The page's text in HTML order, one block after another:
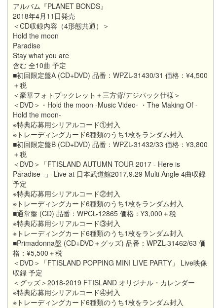
アルバム『PLANET BONDS』
2018年4月11日発売
＜CD収録内容（4形態共通）＞
Hold the moon
Paradise
Stay what you are
含む 全10曲 予定
■初回限定盤A (CD+DVD) 品番：WPZL-31430/31 価格：¥4,500
＋税
＜豪華フォトブックレット＋三方背/デジパック仕様＞
＜DVD＞・Hold the moon -Music Video- ・The Making Of -
Hold the moon-
※特典応募用シリアルコード①封入
※トレーディングカード6種類のうち1枚をランダム封入
■初回限定盤B (CD+DVD) 品番：WPZL-31432/33 価格：¥3,800
＋税
＜DVD＞「FTISLAND AUTUMN TOUR 2017 - Here is
Paradise -」 Live at 日本武道館2017.9.29 Multi Angle 4曲収録
予定
※特典応募用シリアルコード②封入
※トレーディングカード6種類のうち1枚をランダム封入
■通常盤 (CD) 品番：WPCL-12865 価格：¥3,000＋税
※特典応募用シリアルコード③封入
※トレーディングカード6種類のうち1枚をランダム封入
■Primadonna盤 (CD+DVD＋グッズ) 品番：WPZL-31462/63 価
格：¥5,500＋税
＜DVD＞「FTISLAND POPPING MINI LIVE PARTY」 Live映像
収録 予定
＜グッズ＞2018-2019 FTISLAND オリジナル・カレンダー
※特典応募用シリアルコード④封入
※トレーディングカード6種類のうち1枚をランダム封入